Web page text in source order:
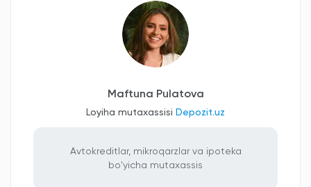
Maftuna Pulatova
Loyiha mutaxassisi Depozit.uz
Avtokreditlar, mikroqarzlar va ipoteka
bo'yicha mutaxassis